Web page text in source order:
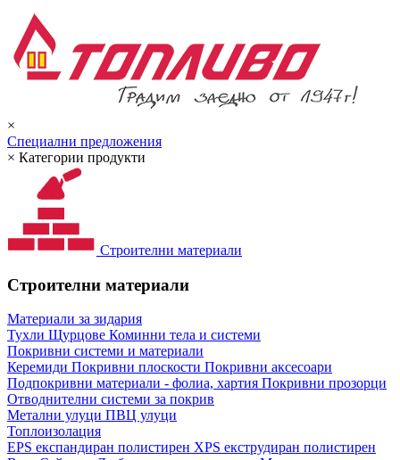
×
Специални предложения
× Категории продукти
Строителни материали
Строителни материали
Материали за зидария
Тухли Щурцове Коминни тела и системи
Покривни системи и материали
Керемиди Покривни плоскости Покривни аксесоари
Подпокривни материали - фолиа, хартия Покривни прозорци
Отводнителни системи за покрив
Метални улуци ПВЦ улуци
Топлоизолация
EPS експандиран полистирен XPS екструдиран полистирен